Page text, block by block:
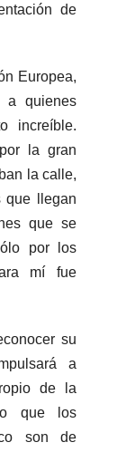
de
Europea,
a quienes
increíble.
la gran
la calle,
que llegan
que se
por los
mí fue
su
a
de la
que los
son de